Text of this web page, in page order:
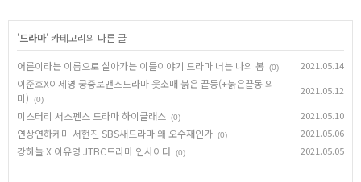
'드라마' 카테고리의 다른 글
어른이라는 이름으로 살아가는 이들이야기 드라마 너는 나의 봄 (0) 2021.05.14
이준호X이세영 궁중로맨스드라마 옷소매 붉은 끝동(+붉은끝동 의
미)
(0)
2021.05.12
미스터리 서스펜스 드라마 하이클래스 (0) 2021.05.10
연상연하케미 서현진 SBS새드라마 왜 오수재인가 (0) 2021.05.06
강하늘 X 이유영 JTBC드라마 인사이더 (0) 2021.05.05